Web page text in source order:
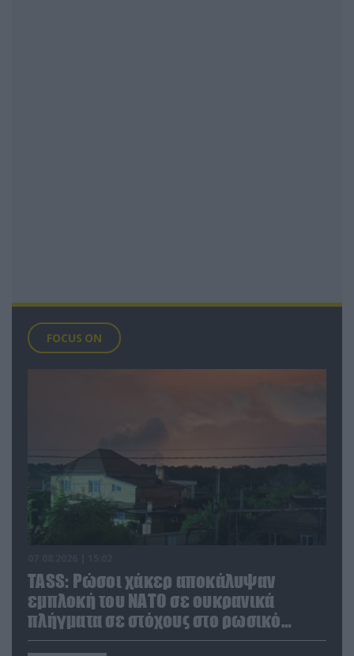
FOCUS ON
TASS: Ρώσοι χάκερ αποκάλυψαν
εμπλοκή του ΝΑΤΟ σε ουκρανικά
πλήγματα σε στόχους στο ρωσικό
έδαφος!